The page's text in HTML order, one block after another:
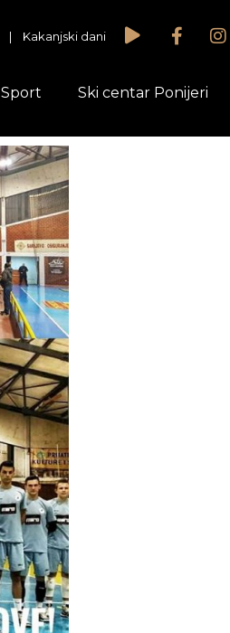
| Kakanjski dani
Sport Ski centar Ponijeri